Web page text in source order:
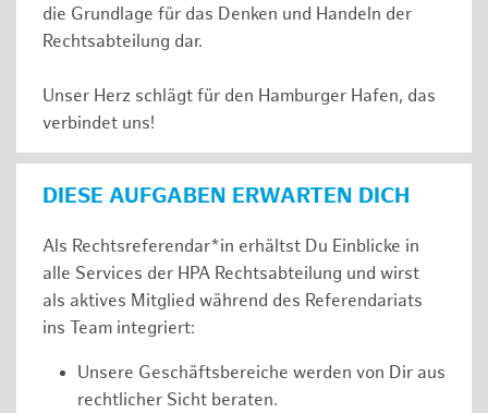
die Grundlage für das Denken und Handeln der
Rechtsabteilung dar.
Unser Herz schlägt für den Hamburger Hafen, das
verbindet uns!
DIESE AUFGABEN ERWARTEN DICH
Als Rechtsreferendar*in erhältst Du Einblicke in
alle Services der HPA Rechtsabteilung und wirst
als aktives Mitglied während des Referendariats
ins Team integriert:
Unsere Geschäftsbereiche werden von Dir aus
rechtlicher Sicht beraten.